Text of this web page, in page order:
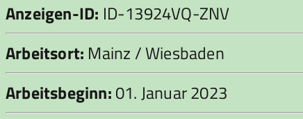
Anzeigen-ID: ID-13924VQ-ZNV
Arbeitsort: Mainz / Wiesbaden
Arbeitsbeginn:01. Januar 2023